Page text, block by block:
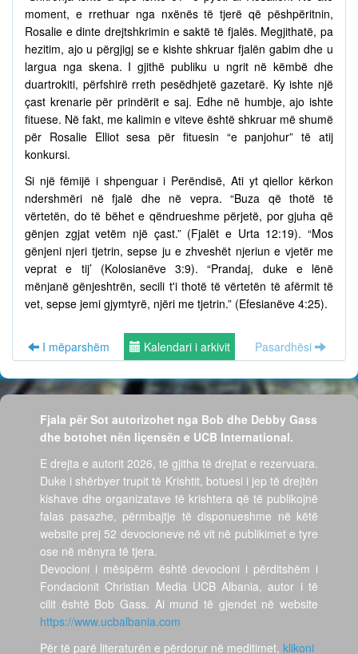
moment, e rrethuar nga nxënës të tjerë që pëshpëritnin,
Rosalie e dinte drejtshkrimin e saktë të fjalës. Megjithatë, pa
hezitim, ajo u përgjigj se e kishte shkruar fjalën gabim dhe u
largua nga skena. I gjithë publiku u ngrit në këmbë dhe
duartrokiti, përfshirë rreth pesëdhjetë gazetarë. Ky ishte një
çast krenarie për prindërit e saj. Edhe në humbje, ajo ishte
fituese. Në fakt, me kalimin e viteve është shkruar më shumë
për Rosalie Elliot sesa për fituesin “e panjohur” të atij
konkursi.
Si një fëmijë i shpenguar i Perëndisë, Ati yt qiellor kërkon
ndershmëri në fjalë dhe në vepra. “Buza që thotë të
vërtetën, do të bëhet e qëndrueshme përjetë, por gjuha që
gënjen zgjat vetëm një çast.” (Fjalët e Urta 12:19). “Mos
gënjeni njeri tjetrin, sepse ju e zhveshët njeriun e vjetër me
veprat e tij’ (Kolosianëve 3:9). “Prandaj, duke e lënë
mënjanë gënjeshtrën, secili t'i thotë të vërtetën të afërmit të
vet, sepse jemi gjymtyrë, njëri me tjetrin.” (Efesianëve 4:25).
I mëparshëm Kalendari i arkivit Pasardhësi
Fjala për Sot autorizohet nga Bob dhe Debby Gass
dhe botohet nën liçensën e UCB International.
E drejta e autorit 2026, të gjitha të drejtat e rezervuara.
Duke i shërbyer trupit të Krishtit, botuesi i jep të drejtën
kishave dhe organizatave të krishtera që të publikojnë
falas pasazhe, përmbajtje të disponueshme në këtë
website prej 52 devocioneve në vit në publikimet e tyre
ose në mënyra të tjera.
Devocioni i mësipërm është devocioni i përditshëm i
Fondacionit Christian Media UCB Albania, autor i të
cilit është Bob Gass. Ai mund të gjendet në website
https://www.ucbalbania.com
Për të parë literaturën e përdorur në meditimet, klikoni